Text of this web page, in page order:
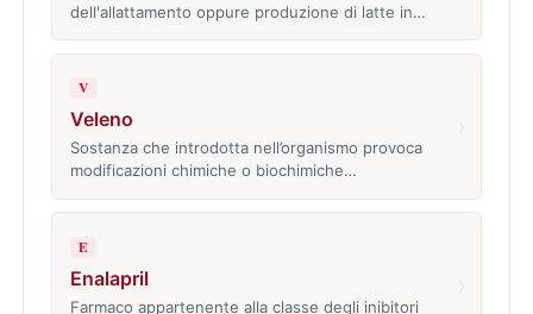
dell'allattamento oppure produzione di latte in…
V
Veleno
Sostanza che introdotta nell’organismo provoca
modificazioni chimiche o biochimiche…
E
Enalapril
Farmaco appartenente alla classe degli inibitori